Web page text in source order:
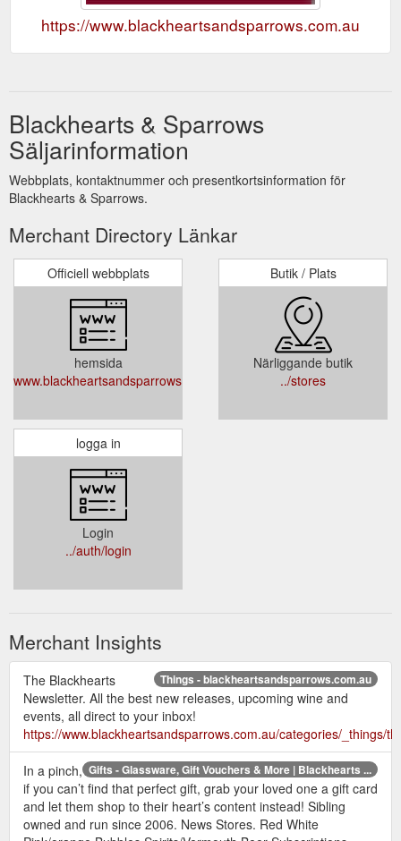
https://www.blackheartsandsparrows.com.au
Blackhearts & Sparrows
Säljarinformation
Webbplats, kontaktnummer och presentkortsinformation för
Blackhearts & Sparrows.
Merchant Directory Länkar
Officiell webbplats
hemsida
www.blackheartsandsparrows.com.au
Butik / Plats
Närliggande butik
../stores
logga in
Login
../auth/login
Merchant Insights
Things - blackheartsandsparrows.com.au
The Blackhearts
Newsletter. All the best new releases, upcoming wine and
events, all direct to your inbox!
https://www.blackheartsandsparrows.com.au/categories/_things/
Gifts - Glassware, Gift Vouchers & More | Blackhearts ...
In a pinch,
if you can’t find that perfect gift, grab your loved one a gift card
and let them shop to their heart’s content instead! Sibling
owned and run since 2006. News Stores. Red White